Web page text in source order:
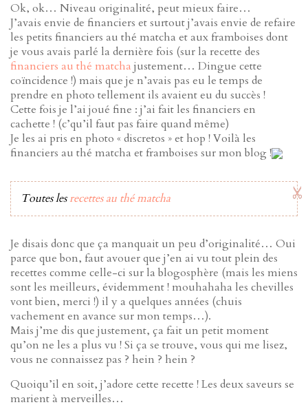
Ok, ok… Niveau originalité, peut mieux faire…
J’avais envie de financiers et surtout j’avais envie de refaire
les petits financiers au thé matcha et aux framboises dont
je vous avais parlé la dernière fois (sur la recette des
financiers au thé matcha justement… Dingue cette
coïncidence !) mais que je n’avais pas eu le temps de
prendre en photo tellement ils avaient eu du succès !
Cette fois je l’ai joué fine : j’ai fait les financiers en
cachette ! (c’qu’il faut pas faire quand même)
Je les ai pris en photo « discretos » et hop ! Voilà les
financiers au thé matcha et framboises sur mon blog !
Toutes lesrecettes au thé matcha
Je disais donc que ça manquait un peu d’originalité… Oui
parce que bon, faut avouer que j’en ai vu tout plein des
recettes comme celle-ci sur la blogosphère (mais les miens
sont les meilleurs, évidemment ! mouhahaha les chevilles
vont bien, merci !) il y a quelques années (chuis
vachement en avance sur mon temps…).
Mais j’me dis que justement, ça fait un petit moment
qu’on ne les a plus vu ! Si ça se trouve, vous qui me lisez,
vous ne connaissez pas ? hein ? hein ?
Quoiqu’il en soit, j’adore cette recette ! Les deux saveurs se
marient à merveilles…